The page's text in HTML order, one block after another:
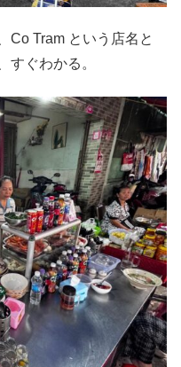
Co Tram という店名と
すぐわかる。